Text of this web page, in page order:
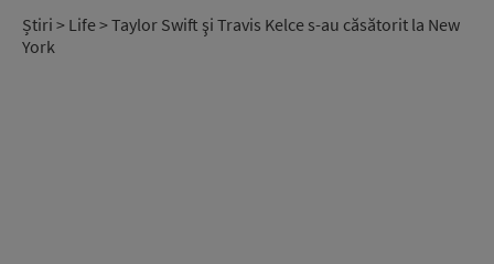
Știri > Life> Taylor Swift şi Travis Kelce s-au căsătorit la New
York
RADIO